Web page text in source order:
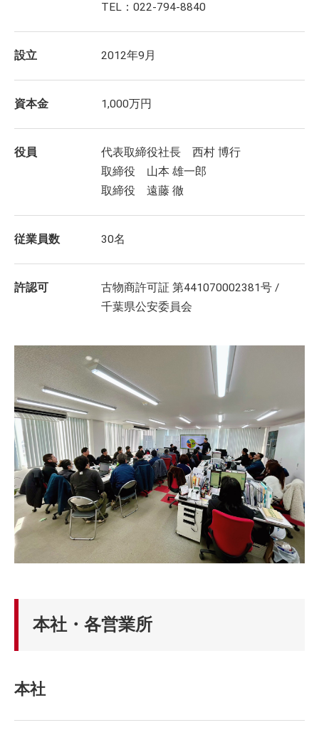
TEL：022-794-8840
設立 2012年9月
資本金 1,000万円
役員
代表取締役社長 西村 博行
取締役 山本 雄一郎
取締役 遠藤 徹
従業員数 30名
許認可
古物商許可証 第441070002381号 /
千葉県公安委員会
本社・各営業所
本社